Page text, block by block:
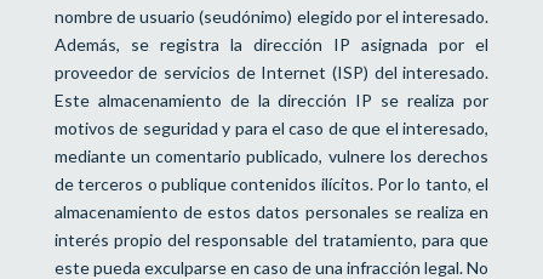
nombre de usuario (seudónimo) elegido por el interesado.
Además, se registra la dirección IP asignada por el
proveedor de servicios de Internet (ISP) del interesado.
Este almacenamiento de la dirección IP se realiza por
motivos de seguridad y para el caso de que el interesado,
mediante un comentario publicado, vulnere los derechos
de terceros o publique contenidos ilícitos. Por lo tanto, el
almacenamiento de estos datos personales se realiza en
interés propio del responsable del tratamiento, para que
este pueda exculparse en caso de una infracción legal. No